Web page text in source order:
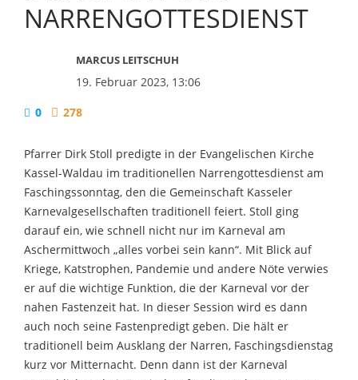
NARRENGOTTESDIENST
MARCUS LEITSCHUH
19. Februar 2023, 13:06
0
278
Pfarrer Dirk Stoll predigte in der Evangelischen Kirche
Kassel-Waldau im traditionellen Narrengottesdienst am
Faschingssonntag, den die Gemeinschaft Kasseler
Karnevalgesellschaften traditionell feiert. Stoll ging
darauf ein, wie schnell nicht nur im Karneval am
Aschermittwoch „alles vorbei sein kann“. Mit Blick auf
Kriege, Katstrophen, Pandemie und andere Nöte verwies
er auf die wichtige Funktion, die der Karneval vor der
nahen Fastenzeit hat. In dieser Session wird es dann
auch noch seine Fastenpredigt geben. Die hält er
traditionell beim Ausklang der Narren, Faschingsdienstag
kurz vor Mitternacht. Denn dann ist der Karneval